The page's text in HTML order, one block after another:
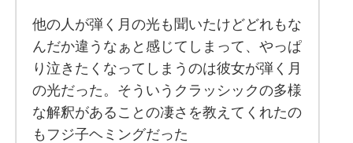
他の人が弾く月の光も聞いたけどどれもな
んだか違うなぁと感じてしまって、やっぱ
り泣きたくなってしまうのは彼女が弾く月
の光だった。そういうクラッシックの多様
な解釈があることの凄さを教えてくれたの
もフジ子ヘミングだった